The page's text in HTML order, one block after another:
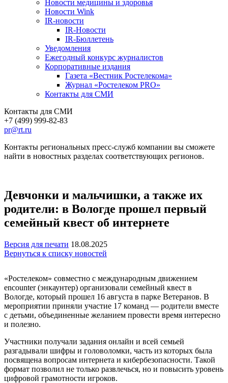
Новости медицины и здоровья
Новости Wink
IR-новости
IR-Новости
IR-Бюллетень
Уведомления
Ежегодный конкурс журналистов
Корпоративные издания
Газета «Вестник Ростелекома»
Журнал «Ростелеком PRO»
Контакты для СМИ
Контакты для СМИ
+7 (499) 999-82-83
pr@rt.ru
Контакты региональных пресс-служб компании вы сможете
найти в новостных разделах соответствующих регионов.
Девчонки и мальчишки, а также их
родители: в Вологде прошел первый
семейный квест об интернете
Версия для печати 18.08.2025
Вернуться к списку новостей
«Ростелеком» совместно с международным движением
encounter (энкаунтер) организовали семейный квест в
Вологде, который прошел 16 августа в парке Ветеранов. В
мероприятии приняли участие 17 команд — родители вместе
с детьми, объединенные желанием провести время интересно
и полезно.
Участники получали задания онлайн и всей семьей
разгадывали шифры и головоломки, часть из которых была
посвящена вопросам интернета и кибербезопасности. Такой
формат позволил не только развлечься, но и повысить уровень
цифровой грамотности игроков.